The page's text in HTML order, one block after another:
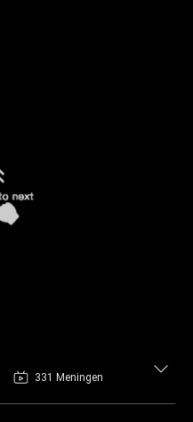
331 Meningen